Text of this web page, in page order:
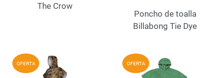
The Crow
Poncho de toalla
Billabong Tie Dye
OFERTA Add to Wishlist
OFERTA